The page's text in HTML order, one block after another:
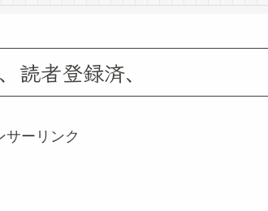
読者登録済、
サーリンク